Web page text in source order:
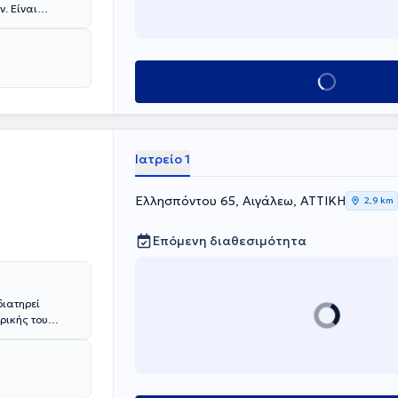
Είναι
του
τύπου
προβλημάτων
Κλείσε ραντεβού
του
στο
Ιατρείο 1
Ελλησπόντου 65, Αιγάλεω, ΑΤΤΙΚΗ 2,9 km
Επόμενη διαθεσιμότητα